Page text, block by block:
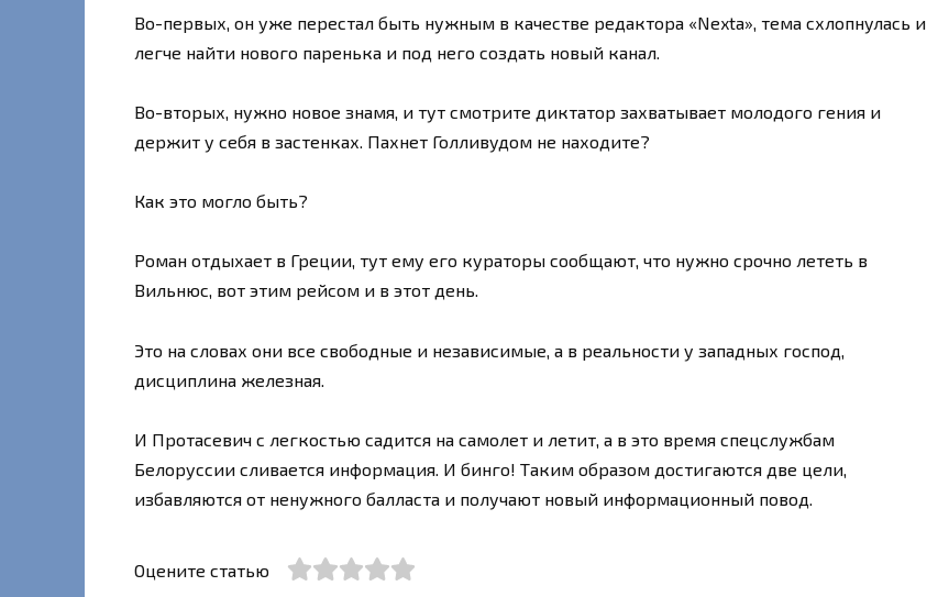
Во-первых, он уже перестал быть нужным в качестве редактора «Nexta», тема схлопнулась и
легче найти нового паренька и под него создать новый канал.
Во-вторых, нужно новое знамя, и тут смотрите диктатор захватывает молодого гения и
держит у себя в застенках. Пахнет Голливудом не находите?
Как это могло быть?
Роман отдыхает в Греции, тут ему его кураторы сообщают, что нужно срочно лететь в
Вильнюс, вот этим рейсом и в этот день.
Это на словах они все свободные и независимые, а в реальности у западных господ,
дисциплина железная.
И Протасевич с легкостью садится на самолет и летит, а в это время спецслужбам
Белоруссии сливается информация. И бинго! Таким образом достигаются две цели,
избавляются от ненужного балласта и получают новый информационный повод.
Оцените статью